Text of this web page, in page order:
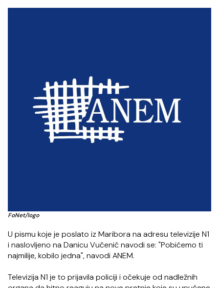
FoNet/logo
U pismu koje je poslato iz Maribora na adresu televizije N1
i naslovljeno na Danicu Vučenić navodi se: "Pobićemo ti
najmilije, kobilo jedna", navodi ANEM.
Televizija N1 je to prijavila policiji i očekuje od nadležnih